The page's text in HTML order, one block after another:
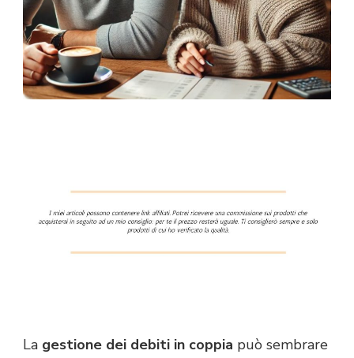
La gestione dei debiti in coppia può sembrare